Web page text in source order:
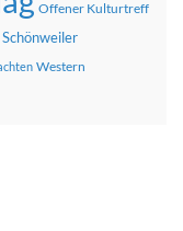
Offener Kulturtreff
Schönweiler
Western